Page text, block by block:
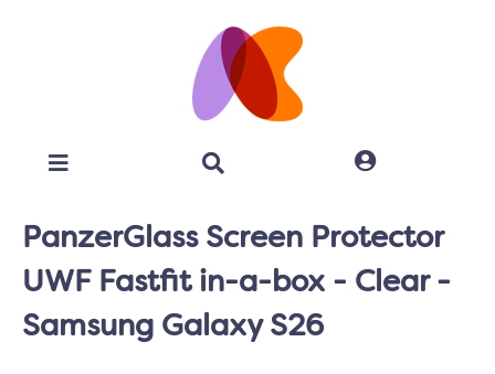
PanzerGlass Screen Protector
UWF Fastfit in-a-box - Clear -
Samsung Galaxy S26